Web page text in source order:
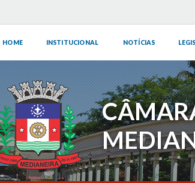
HOME INSTITUCIONAL NOTÍCIAS